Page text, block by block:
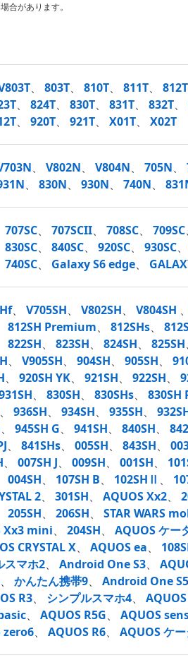
合があります。
、 803T、 810T、 811T、 812T
、 824T、 830T、 831T、 832T、
、 920T、 921T、 X01T、 X02T
、 V802N、 V804N、 705N、
、 830N、 930N、 740N、
707SC、 707SCII、 708SC、 709SC
830SC、 840SC、 920SC、 930SC、
740SC、 Galaxy S6 edge、
、 V705SH、 V802SH、 V804SH 、
812SH Premium、 812SHs、
822SH、 823SH、 824SH、 825SH
、 V905SH、 904SH、 905SH、
、 920SH YK、 921SH、 922SH、
、 830SH、 830SHs、 830SH
、 936SH、 934SH、 935SH、
、 945SH G、 941SH、 840SH、
、 841SHs、 005SH、 843SH、
、 007SH J、 009SH、 001SH、
004SH、 107SH B、 102SHⅡ 、
2、 301SH、 AQUOS Xx2、
205SH、 206SH、 STAR WARS
Xx3 mini、 204SH、 AQUOS ケー
CRYSTAL X、 AQUOS ea、
スマホ2、 Android One S3、
、 かんたん携帯9、 Android One S5
R3、 シンプルスマホ4、
、 AQUOS R5G、 AQUOS
zero6、 AQUOS R6、 AQUOS ケ